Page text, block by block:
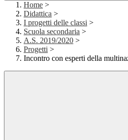
Home >
Didattica >
I progetti delle classi >
Scuola secondaria >
A.S. 2019/2020 >
Progetti >
Incontro con esperti della